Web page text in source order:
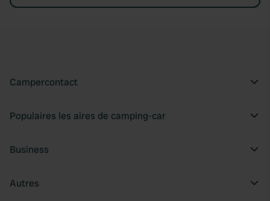
Campercontact
Populaires les aires de camping-car
Business
Autres